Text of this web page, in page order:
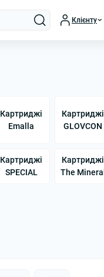
Клієнту
Картриджі
Emalla
Картриджі
GLOVCON
Картриджі
SPECIAL
Картриджі
The Mineral